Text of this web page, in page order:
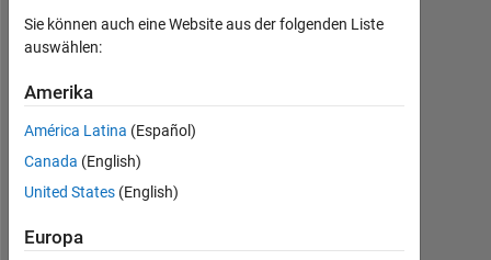
Monat
Aktiv
seit
2024
1
Following:
Sie können auch eine Website aus der folgenden Liste
auswählen:
Amerika
América Latina (Español)
Canada (English)
United States (English)
Europa